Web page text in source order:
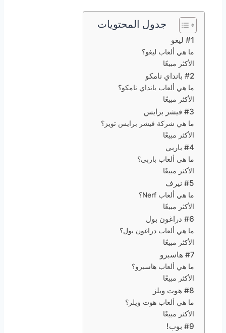
جدول المحتويات
#1 ليغو
ما هي ألعاب ليغو؟
الأكثر مبيعًا
#2 بانداي نامكو
ما هي ألعاب بانداي نامكو؟
الأكثر مبيعًا
#3 فيشر برايس
ما هي شركة فيشر برايس تويز؟
الأكثر مبيعًا
#4 باربي
ما هي ألعاب باربي؟
الأكثر مبيعًا
#5 نيرف
ما هي ألعاب Nerf؟
الأكثر مبيعًا
#6 دراغون بول
ما هي ألعاب دراغون بول؟
الأكثر مبيعًا
#7 هاسبرو
ما هي ألعاب هاسبرو؟
الأكثر مبيعًا
#8 هوت ويلز
ما هي ألعاب هوت ويلز؟
الأكثر مبيعًا
#9 بوب!